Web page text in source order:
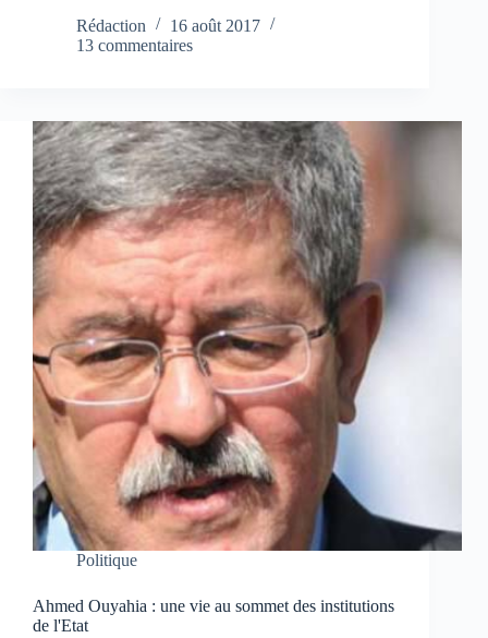
Rédaction
16 août 2017
13 commentaires
Politique
Ahmed Ouyahia : une vie au sommet des institutions
de l'Etat